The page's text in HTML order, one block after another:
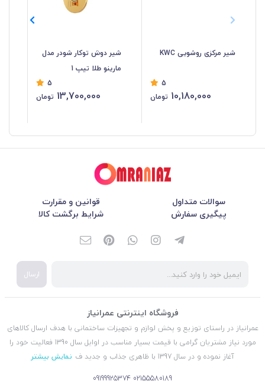
شیر مرکزی روشویی KWC
5
10,180,000 تومان
شیر دوش توکار شودر مدل
مارینو طلا تیپ 1
5
13,700,000 تومان
سوالات متداول
قوانین و مقرارت
پیگیری سفارش
شرایط برگشت کالا
ارسال
فروشگاه اینترنتی عمرانیاز
عمرانیاز در راستای توزیع و پخش لوازم و تجهیزات ساختمانی با هدف ارسال کالاهای
مورد نیاز مشتریان گرامی با قیمت بسیار مناسب در اوایل سال 1390 فعالیت خود را
آغاز نموده و در سال 1397 با ظاهری جذاب و جدید ف
نمایش بیشتر
02155580189
09199925374